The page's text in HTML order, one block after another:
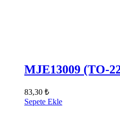
MJE13009 (TO-
83,30 ₺
Sepete Ekle